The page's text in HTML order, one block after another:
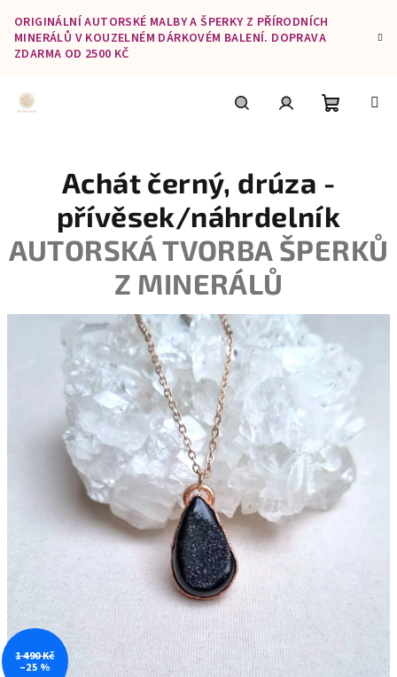
obsah
ORIGINÁLNÍ AUTORSKÉ MALBY A ŠPERKY Z PŘÍRODNÍCH
MINERÁLŮ V KOUZELNÉM DÁRKOVÉM BALENÍ. DOPRAVA
ZDARMA OD 2500 KČ
košík
Achát černý, drúza -
přívěsek/náhrdelník
AUTORSKÁ TVORBA ŠPERKŮ
Z MINERÁLŮ
1 490 Kč
–25 %